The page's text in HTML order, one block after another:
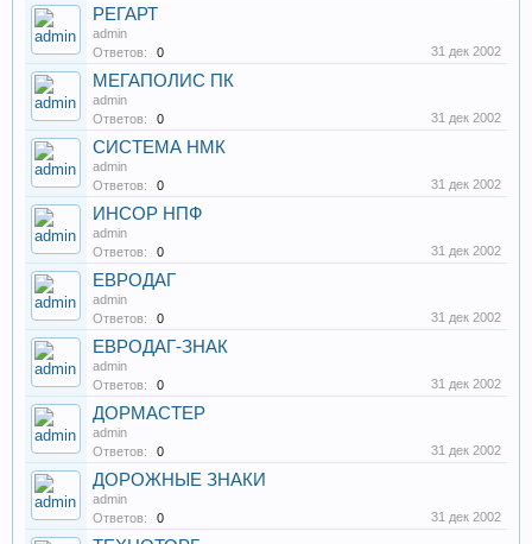
РЕГАРТ
admin
Ответов:
0 31 дек 2002
МЕГАПОЛИС ПК
admin
Ответов:
0 31 дек 2002
СИСТЕМА НМК
admin
Ответов:
0 31 дек 2002
ИНСОР НПФ
admin
Ответов:
0 31 дек 2002
ЕВРОДАГ
admin
Ответов:
0 31 дек 2002
ЕВРОДАГ-ЗНАК
admin
Ответов:
0 31 дек 2002
ДОРМАСТЕР
admin
Ответов:
0 31 дек 2002
ДОРОЖНЫЕ ЗНАКИ
admin
Ответов:
0 31 дек 2002